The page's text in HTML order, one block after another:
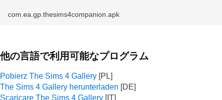
com.ea.gp.thesims4companion.apk
他の言語で利用可能なプログラム
Pobierz The Sims 4 Gallery
The Sims 4 Gallery herunterladen
Scaricare The Sims 4 Gallery